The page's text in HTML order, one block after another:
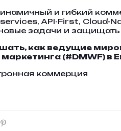
и гибкий
API-First, Cloud-
задачи и
как ведущие
(#DMWF) в
коммерция